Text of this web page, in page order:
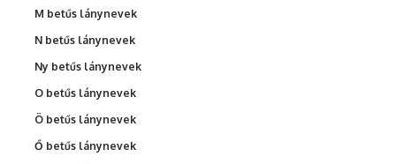
M betűs lánynevek
N betűs lánynevek
Ny betűs lánynevek
O betűs lánynevek
Ö betűs lánynevek
Ő betűs lánynevek